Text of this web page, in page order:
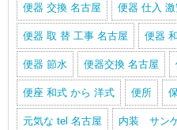
便器 交換 名古屋 便器 仕入
便器 取 替 工事 名古屋 便器
便器 節水 便器交換 名古屋
便座 和式 から 洋式 便所
元気な tel 名古屋 内装 サン